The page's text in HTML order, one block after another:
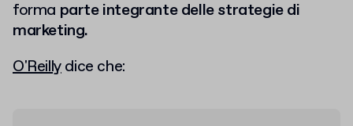
forma parte integrante delle strategie di
marketing.
O'Reillydice che: